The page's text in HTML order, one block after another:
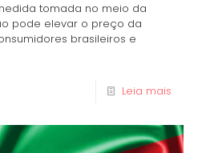
tomada no meio da
pode elevar o preço da
brasileiros e
Leia mais